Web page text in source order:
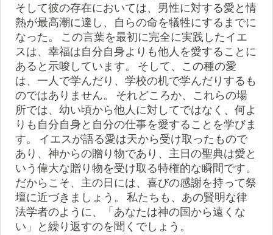
そして彼の存在においては、男性に対する愛と情
熱が最高潮に達し、自らの命を犠牲にするまでに
なった。 この言葉を最初に完全に実践したイエ
スは、幸福は自分自身よりも他人を愛することに
あると示唆しています。 そして、この種の愛
は、一人で学んだり、学校の机で学んだりするも
のではありません。 それどころか、これらの場
所では、幼い頃から他人に対してではなく、何よ
りも自分自身と自分の仕事を愛することを学びま
す。 イエスが語る愛は天から受け取ったもので
あり、神からの贈り物であり、主日の聖典は愛と
いう偉大な贈り物を受け取る特権的な瞬間です。
だからこそ、主の日には、喜びの感謝を持って祭
壇に近づきましょう。 私たちも、あの賢明な律
法学者のように、「あなたは神の国から遠くな
い」と繰り返すのを聞くでしょう。